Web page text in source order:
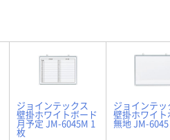
ジョインテックス
壁掛ホワイトボード
月予定 JM-6045M 1
枚
ジョインテッ
壁掛ホワイト
無地 JM-